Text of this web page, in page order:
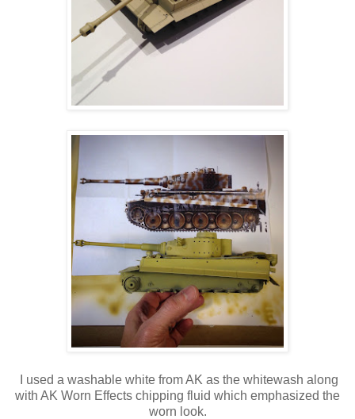
I used a washable white from AK as the whitewash along
with AK Worn Effects chipping fluid which emphasized the
worn look.